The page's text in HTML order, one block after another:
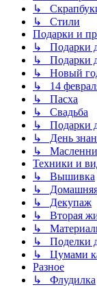
↳
↳ Стили
Подарки и
↳ Подарки
↳ Подарки
↳ Новый
↳ 14
↳ Пасха
↳ Свадьба
↳ Подарки
↳ День
↳
Техники и
↳ Вышивка
↳ Домашняя
↳ Декупаж
↳ Вторая
↳
↳ Поделки
↳ Цумами
Разное
↳ Флудилка